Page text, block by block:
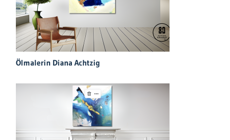
Ölmalerin Diana Achtzig